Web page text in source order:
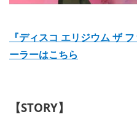
『ディスコ エリジウム ザ
ーラーはこちら
【STORY】